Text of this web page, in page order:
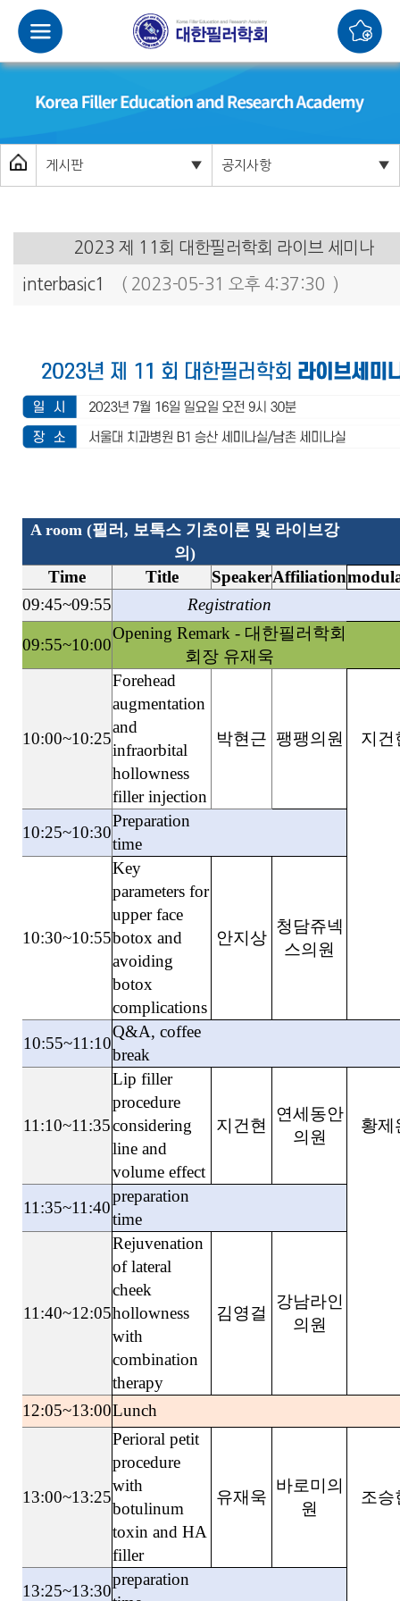
게시판 ▼ 공지사항 ▼
2023 제 11회 대한필러학회 라이브 세미나
interbasic1 ( 2023-05-31 오후 4:37:30 )
A room (필러, 보톡스 기초이론 및 라이브강
의)
Time Title SpeakerAffiliation
09:45~09:55
Registration
09:55~10:00
Opening Remark - 대한필러학회
회장 유재욱
10:00~10:25
Forehead
augmentation
and
infraorbital
hollowness
filler injection
박현근 팽팽의원 지건
10:25~10:30
Preparation
time
10:30~10:55
Key
parameters for
upper face
botox and
avoiding
botox
complications
안지상
청담쥬넥
스의원
10:55~11:10
Q&A, coffee
break
11:10~11:35
Lip filler
procedure
considering
line and
volume effect
지건현
연세동안
의원
황제
11:35~11:40
preparation
time
11:40~12:05
Rejuvenation
of lateral
cheek
hollowness
with
combination
therapy
김영걸
강남라인
의원
12:05~13:00Lunch
13:00~13:25
Perioral petit
procedure
with
botulinum
toxin and HA
filler
유재욱
바로미의
원
조승
13:25~13:30
preparation